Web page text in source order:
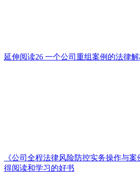
延伸阅读26 一个公司重组案例的法律
《公司全程法律风险防控实务操作与
得阅读和学习的好书